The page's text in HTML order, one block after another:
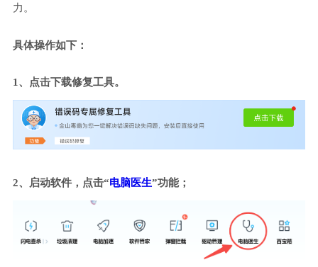
力。
具体操作如下：
1、点击下载修复工具。
2、启动软件，点击“电脑医生”功能；